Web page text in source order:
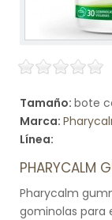
Tamaño: bote
Marca:
Línea:
PHARYCALM
Pharycalm
gominolas para